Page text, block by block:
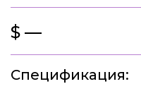
$ —
Спецификация: